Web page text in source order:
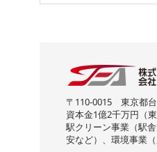
〒110-0015 東京都台
資本金1億2千万円（
駅クリーン事業（駅
安など）、環境事業